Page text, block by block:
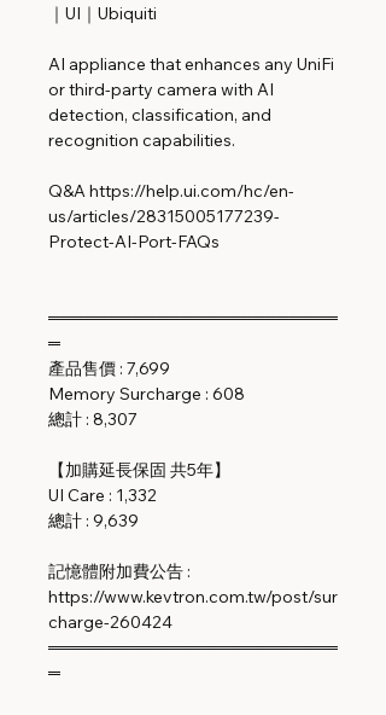
｜UI｜Ubiquiti
AI appliance that enhances any UniFi
or third-party camera with AI
detection, classification, and
recognition capabilities.
Q&A https://help.ui.com/hc/en-
us/articles/28315005177239-
Protect-AI-Port-FAQs
════════════════════════
═
產品售價 : 7,699
Memory Surcharge : 608
總計 : 8,307
【加購延長保固 共5年】
UI Care : 1,332
總計 : 9,639
記憶體附加費公告 :
https://www.kevtron.com.tw/post/sur
charge-260424
════════════════════════
═